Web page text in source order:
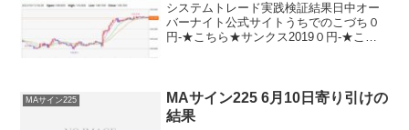
システムトレード実践検証結果日中オー
バーナイト公式サイトうちでのこづち０
円-★こちら★サンクス2019０円-★こち
＋...
MAサイン225
MAサイン225 6月10日寄り引けの
結果